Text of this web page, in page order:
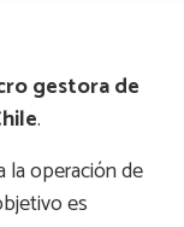
gestora de
.
la operación de
es